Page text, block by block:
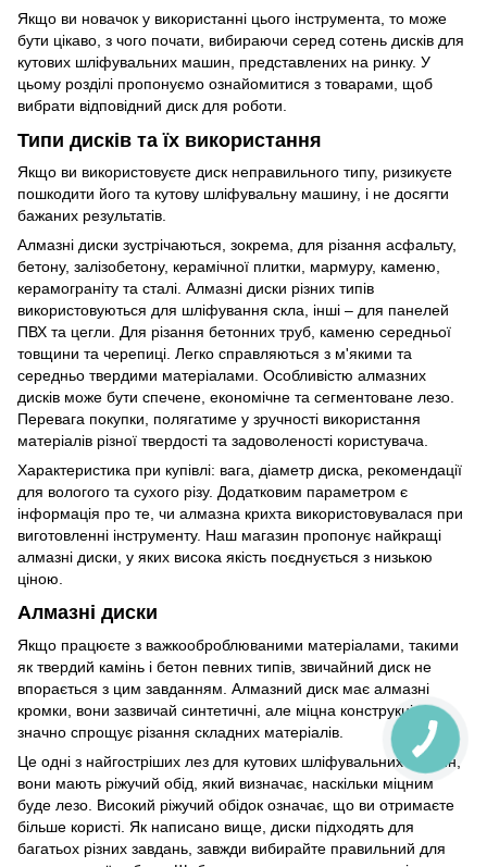
Якщо ви новачок у використанні цього інструмента, то може
бути цікаво, з чого почати, вибираючи серед сотень дисків для
кутових шліфувальних машин, представлених на ринку. У
цьому розділі пропонуємо ознайомитися з товарами, щоб
вибрати відповідний диск для роботи.
Типи дисків та їх використання
Якщо ви використовуєте диск неправильного типу, ризикуєте
пошкодити його та кутову шліфувальну машину, і не досягти
бажаних результатів.
Алмазні диски зустрічаються, зокрема, для різання асфальту,
бетону, залізобетону, керамічної плитки, мармуру, каменю,
керамограніту та сталі. Алмазні диски різних типів
використовуються для шліфування скла, інші – для панелей
ПВХ та цегли. Для різання бетонних труб, каменю середньої
товщини та черепиці. Легко справляються з м'якими та
середньо твердими матеріалами. Особливістю алмазних
дисків може бути спечене, економічне та сегментоване лезо.
Перевага покупки, полягатиме у зручності використання
матеріалів різної твердості та задоволеності користувача.
Характеристика при купівлі: вага, діаметр диска, рекомендації
для вологого та сухого різу. Додатковим параметром є
інформація про те, чи алмазна крихта використовувалася при
виготовленні інструменту. Наш магазин пропонує найкращі
алмазні диски, у яких висока якість поєднується з низькою
ціною.
Алмазні диски
Якщо працюєте з важкооброблюваними матеріалами, такими
як твердий камінь і бетон певних типів, звичайний диск не
впорається з цим завданням. Алмазний диск має алмазні
кромки, вони зазвичай синтетичні, але міцна конструкція
значно спрощує різання складних матеріалів.
Це одні з найгостріших лез для кутових шліфувальних машин,
вони мають ріжучий обід, який визначає, наскільки міцним
буде лезо. Високий ріжучий обідок означає, що ви отримаєте
більше користі. Як написано вище, диски підходять для
багатьох різних завдань, завжди вибирайте правильний для